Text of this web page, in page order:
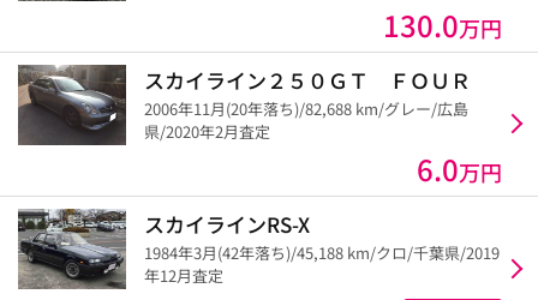
130.0万円
スカイライン２５０ＧＴ ＦＯＵＲ
2006年11月(20年落ち)/82,688 km/グレー/広島
県/2020年2月査定
6.0万円
スカイラインRS-X
1984年3月(42年落ち)/45,188 km/クロ/千葉県/2019
年12月査定